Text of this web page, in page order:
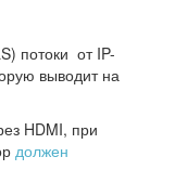
потоки от IP-
выводит на
HDMI, при
должен